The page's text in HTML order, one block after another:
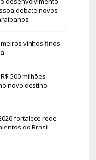
debate novos
vinhos finos
500 milhões
novo destino
fortalece rede
do Brasil